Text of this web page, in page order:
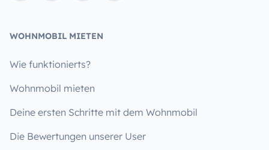
WOHNMOBIL MIETEN
Wie funktionierts?
Wohnmobil mieten
Deine ersten Schritte mit dem Wohnmobil
Die Bewertungen unserer User